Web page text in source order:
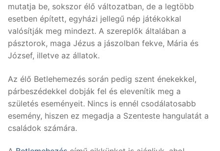
mutatja be, sokszor élő változatban, de a legtöbb
esetben épített, egyházi jellegű nép játékokkal
valósítják meg mindezt. A szereplők általában a
pásztorok, maga Jézus a jászolban fekve, Mária és
József, illetve az állatok.
Az élő Betlehemezés során pedig szent énekekkel,
párbeszédekkel dobják fel és elevenítik meg a
születés eseményeit. Nincs is ennél csodálatosabb
esemény, hiszen ez megadja a Szenteste hangulatát a
családok számára.